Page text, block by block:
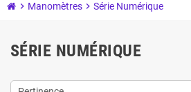
chevron_right Manomètres chevron_right Série Numérique
SÉRIE NUMÉRIQUE